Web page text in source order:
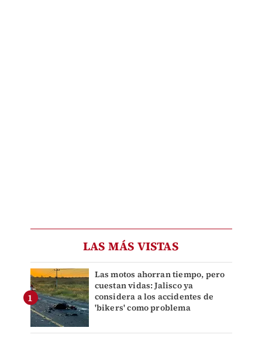
LAS MÁS VISTAS
Las motos ahorran tiempo, pero
cuestan vidas: Jalisco ya
considera a los accidentes de
'bikers' como problema